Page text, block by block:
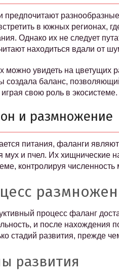
предпочитают
в южных регионах,
Однако их не следует
находиться вдали от
можно увидеть на цветущих
создала баланс,
играя свою роль в экосистеме.
и размножение
питания, фаланги
мух и пчел. Их хищнические
контролируя
процесс фаланг
и после нахождения
стадий развития, прежде
развития